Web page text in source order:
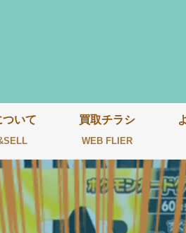
ついて 買取チラシ
WEB FLIER